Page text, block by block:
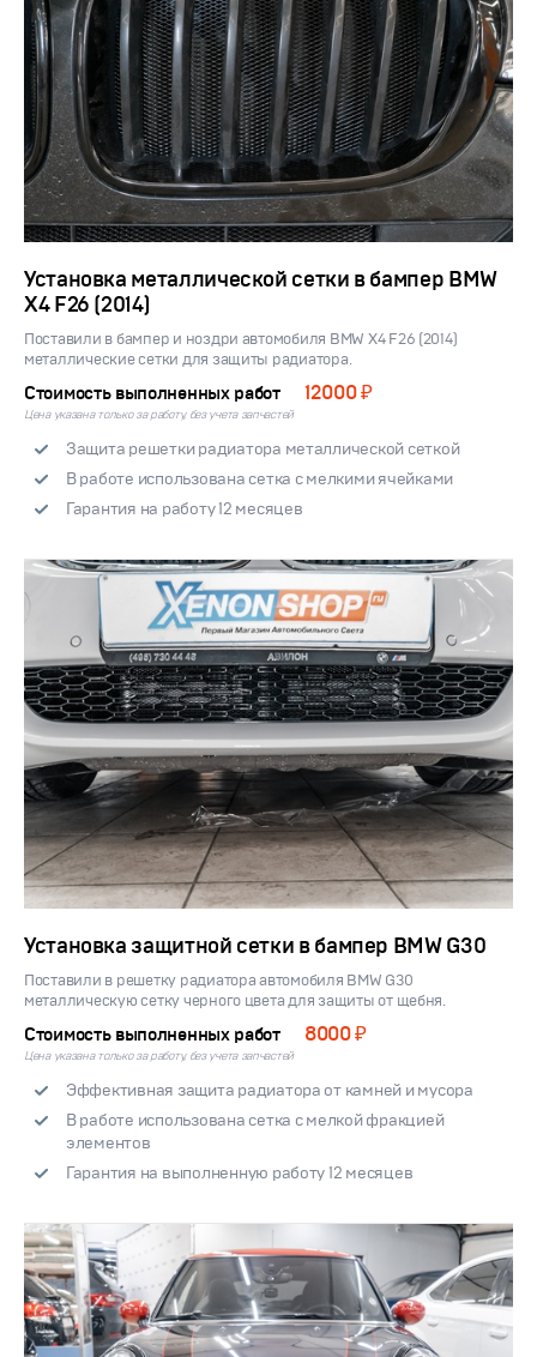
Установка металлической сетки в бампер BMW
X4 F26 (2014)
Поставили в бампер и ноздри автомобиля BMW X4 F26 (2014)
металлические сетки для защиты радиатора.
Стоимость выполненных работ 12000 ₽
Цена указана только за работу, без учета запчастей
Защита решетки радиатора металлической сеткой
В работе использована сетка с мелкими ячейками
Гарантия на работу 12 месяцев
Установка защитной сетки в бампер BMW G30
Поставили в решетку радиатора автомобиля BMW G30
металлическую сетку черного цвета для защиты от щебня.
Стоимость выполненных работ 8000 ₽
Цена указана только за работу, без учета запчастей
Эффективная защита радиатора от камней и мусора
В работе использована сетка с мелкой фракцией
элементов
Гарантия на выполненную работу 12 месяцев